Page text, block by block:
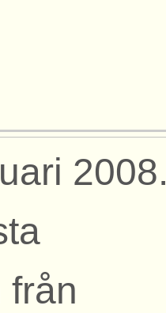
2008.
från